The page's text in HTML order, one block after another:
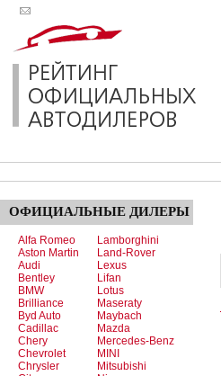
ОФИЦИАЛЬНЫЕ ДИЛЕРЫ
Alfa Romeo
Aston Martin
Audi
Bentley
BMW
Brilliance
Byd Auto
Cadillac
Chery
Chevrolet
Chrysler
Lamborghini
Land-Rover
Lexus
Lifan
Lotus
Maseraty
Maybach
Mazda
Mercedes-Benz
MINI
Mitsubishi